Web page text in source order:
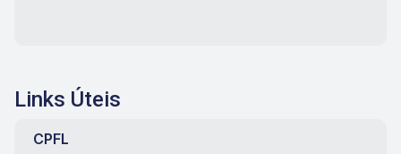
Links Úteis
CPFL